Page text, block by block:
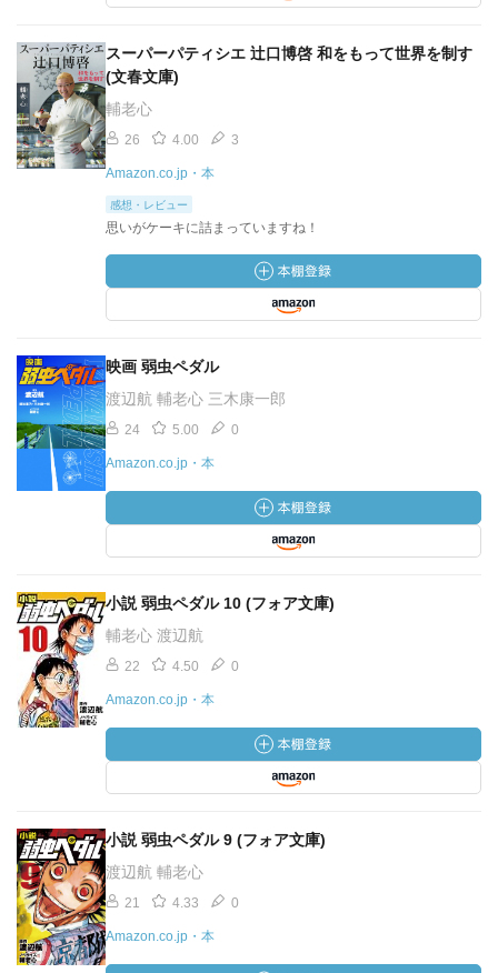
スーパーパティシエ 辻口博啓 和をもって世界を制す
(文春文庫)
輔老心
26 4.00 3
Amazon.co.jp・本
感想・レビュー
思いがケーキに詰まっていますね！
映画 弱虫ペダル
渡辺航 輔老心 三木康一郎
24 5.00 0
Amazon.co.jp・本
小説 弱虫ペダル 10 (フォア文庫)
輔老心 渡辺航
22 4.50 0
Amazon.co.jp・本
小説 弱虫ペダル 9 (フォア文庫)
渡辺航 輔老心
21 4.33 0
Amazon.co.jp・本